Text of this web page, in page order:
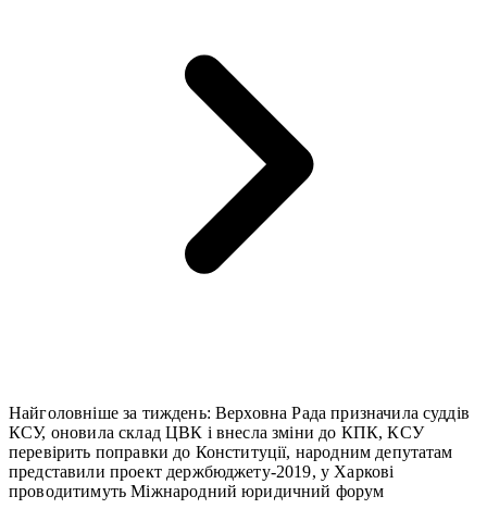
Найголовніше за тиждень: Верховна Рада призначила суддів
КСУ, оновила склад ЦВК і внесла зміни до КПК, КСУ
перевірить поправки до Конституції, народним депутатам
представили проект держбюджету-2019, у Харкові
проводитимуть Міжнародний юридичний форум